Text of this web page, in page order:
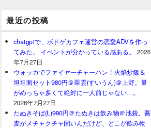
最近の投稿
chatgptで、ボドゲカフェ運営の恋愛ADVを作っ
てみた。 イベントが分かっている感ある。
2026
年7月27日
ウォッカでファイヤーチャーハン！火焰炒飯＆
坦坦面セット980円＠翠雲(すいうん)＠上野。量
がめっちゃ多くて絶対に一人前じゃない…。
2026年7月27日
たぬきそば(L)990円＠たぬきは飲み物＠池袋。蕎
麦がメチャクチャ固いんだけど、どこが飲み物